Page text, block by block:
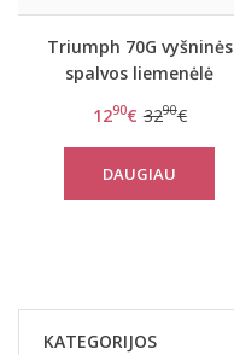
Triumph 70G vyšninės
spalvos liemenėlė
1290€ 3290€
DAUGIAU
KATEGORIJOS